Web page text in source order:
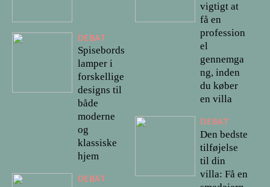
DEBAT
Spisebords
lamper i
forskellige
designs til
både
moderne
og
klassiske
hjem
DEBAT
vigtigt at
få en
profession
el
gennemga
ng, inden
du køber
en villa
DEBAT
Den bedste
tilføjelse
til din
villa: Få en